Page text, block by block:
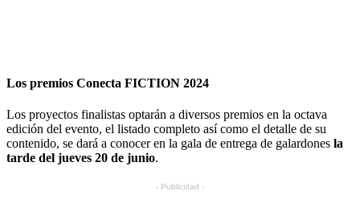
Los premios Conecta FICTION 2024
Los proyectos finalistas optarán a diversos premios en la octava
edición del evento, el listado completo así como el detalle de su
contenido, se dará a conocer en la gala de entrega de galardones la
tarde del jueves 20 de junio.
- Publicidad -